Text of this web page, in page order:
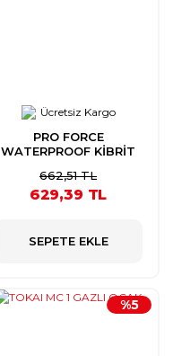
Ücretsiz Kargo
PRO FORCE
WATERPROOF KİBRİT
662,51 TL
629,39 TL
SEPETE EKLE
%5